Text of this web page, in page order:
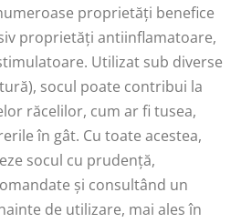
proprietăți benefice
proprietăți antiinflamatoare,
Utilizat sub diverse
socul poate contribui la
răcelilor, cum ar fi tusea,
în gât. Cu toate acestea,
socul cu prudență,
și consultând un
de utilizare, mai ales în